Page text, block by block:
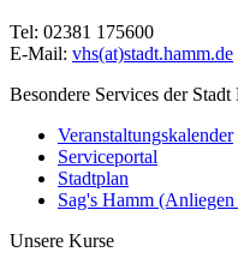
Tel: 02381 175600
E-Mail: vhs(at)stadt.hamm.de
Besondere Services der Stadt
Veranstaltungskalender
Serviceportal
Stadtplan
Sag's Hamm
Unsere Kurse